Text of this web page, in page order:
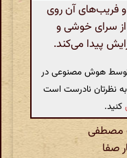
فریب‌های آن روی
از سرای خوشی و
پیدا می‌کند.
توسط هوش مصنوعی در
به نظرتان نادرست است
کنید.
مصطفی
صفا